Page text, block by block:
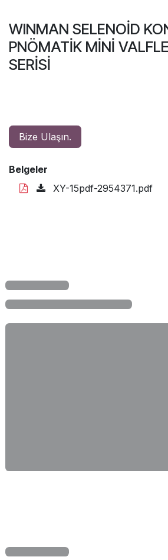
WINMAN SELENOİD
PNÖMATİK MİNİ
SERİSİ
Bize Ulaşın.
Belgeler
XY-15pdf-2954371.pdf